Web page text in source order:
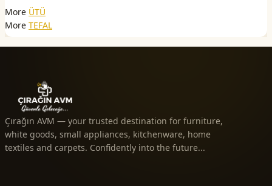
More ÜTÜ
More TEFAL
Çırağın AVM — your trusted destination for furniture,
white goods, small appliances, kitchenware, home
textiles and carpets. Confidently into the future...